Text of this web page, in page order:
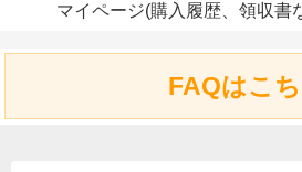
マイページ(購入履歴、領収書
FAQはこ